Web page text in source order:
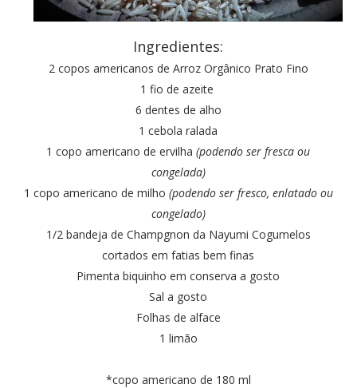
Ingredientes:
2 copos americanos de Arroz Orgânico Prato Fino
1 fio de azeite
6 dentes de alho
1 cebola ralada
1 copo americano de ervilha(podendo ser fresca ou
congelada)
1 copo americano de milho (podendo ser fresco, enlatado ou
congelado)
1/2 bandeja de Champgnon da Nayumi Cogumelos
cortados em fatias bem finas
Pimenta biquinho em conserva a gosto
Sal a gosto
Folhas de alface
1 limão
*copo americano de 180 ml